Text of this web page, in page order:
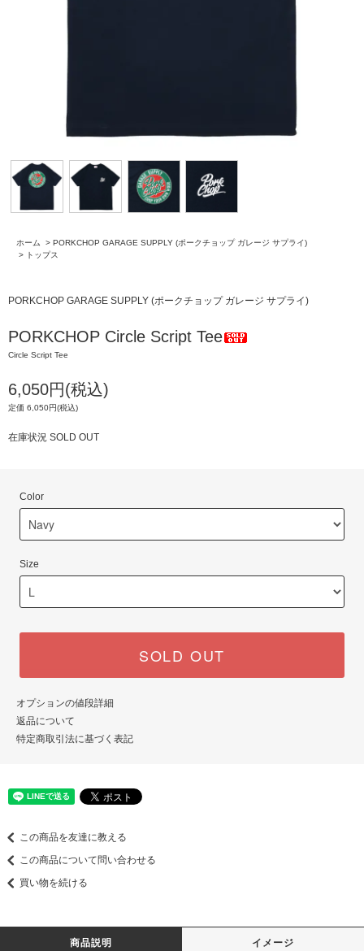
ホーム > PORKCHOP GARAGE SUPPLY (ポークチョップ ガレージ サプライ)
> トップス
PORKCHOP GARAGE SUPPLY (ポークチョップ ガレージ サプライ)
PORKCHOP Circle Script Tee
Circle Script Tee
6,050円(税込)
定価 6,050円(税込)
在庫状況 SOLD OUT
Color
Size
SOLD OUT
オプションの値段詳細
返品について
特定商取引法に基づく表記
この商品を友達に教える
この商品について問い合わせる
買い物を続ける
商品説明 イメージ